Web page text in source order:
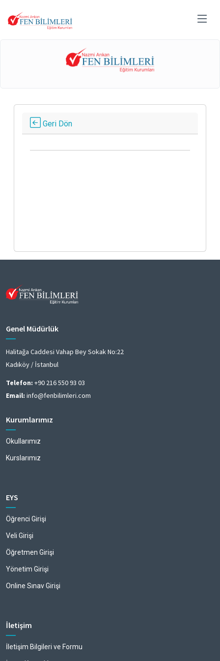
Geri Dön
Genel Müdürlük
Halitağa Caddesi Vahap Bey Sokak No:22
Kadıköy / İstanbul
Telefon: +90 216 550 93 03
Email: info@fenbilimleri.com
Kurumlarımız
Okullarımız
Kurslarımız
EYS
Öğrenci Girişi
Veli Girişi
Öğretmen Girişi
Yönetim Girişi
Online Sınav Girişi
İletişim
İletişim Bilgileri ve Formu